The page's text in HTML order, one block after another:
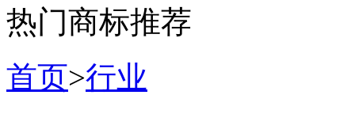
热门商标推荐
首页>行业